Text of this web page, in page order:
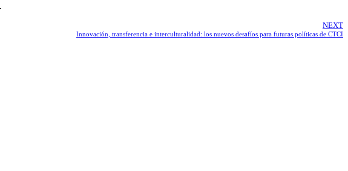
NEXT
Innovación, transferencia e interculturalidad: los nuevos desafíos para futuras políticas de CTCI